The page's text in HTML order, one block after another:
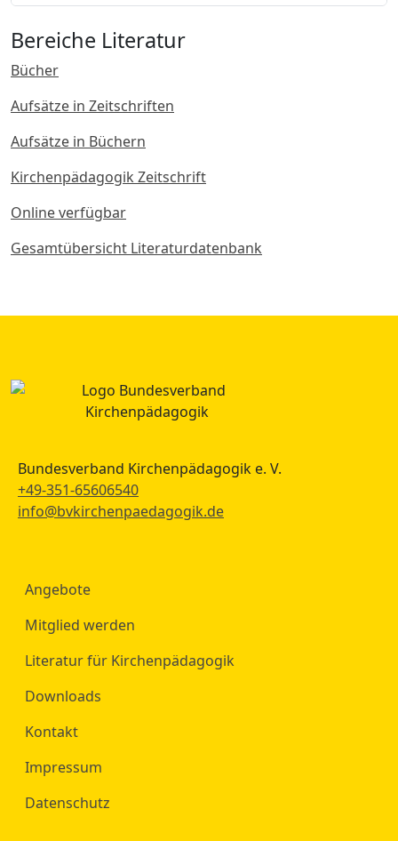
Bereiche Literatur
Bücher
Aufsätze in Zeitschriften
Aufsätze in Büchern
Kirchenpädagogik Zeitschrift
Online verfügbar
Gesamtübersicht Literaturdatenbank
Bundesverband Kirchenpädagogik e. V.
+49-351-65606540
info@bvkirchenpaedagogik.de
Angebote
Mitglied werden
Literatur für Kirchenpädagogik
Downloads
Kontakt
Impressum
Datenschutz